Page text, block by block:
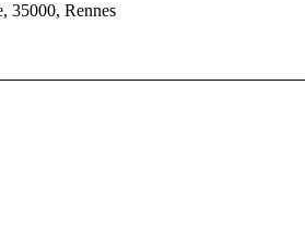
35000, Rennes